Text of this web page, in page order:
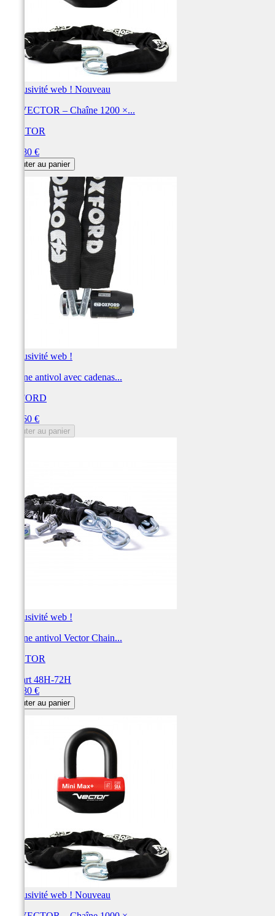
Exclusivité web ! Nouveau
Kit VECTOR – Chaîne 1200 ×...
VECTOR
134,80 €
Ajouter au panier
Exclusivité web !
Chaîne antivol avec cadenas...
OXFORD
132,60 €
Ajouter au panier
Exclusivité web !
Chaîne antivol Vector Chain...
VECTOR
Départ 48H-72H
124,80 €
Ajouter au panier
Exclusivité web ! Nouveau